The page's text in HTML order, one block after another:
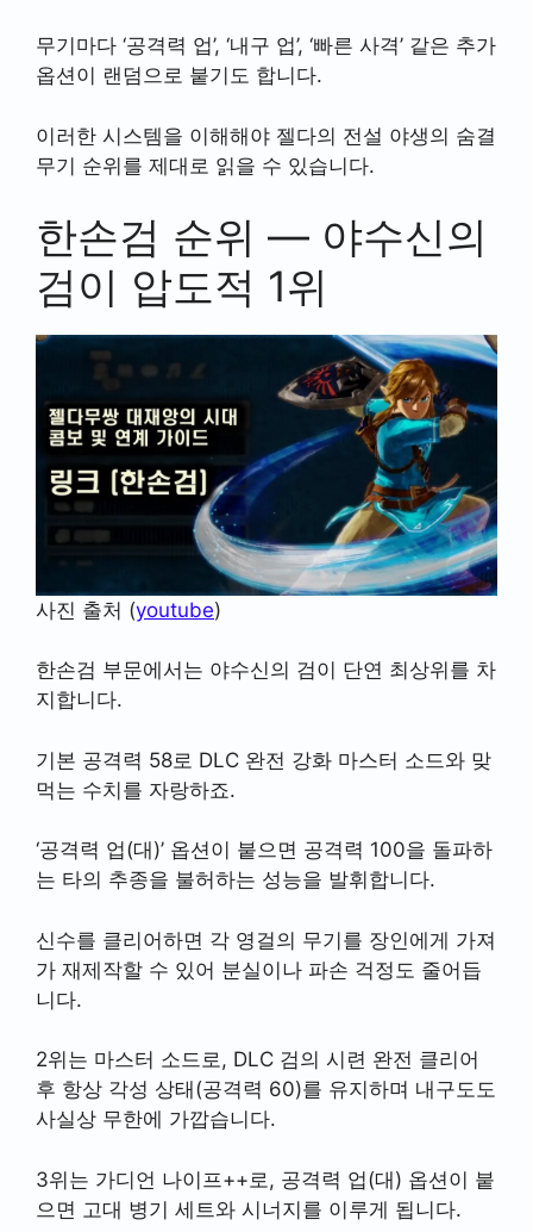
무기마다 ‘공격력 업’, ‘내구 업’, ‘빠른 사격’ 같은 추가
옵션이 랜덤으로 붙기도 합니다.
이러한 시스템을 이해해야 젤다의 전설 야생의 숨결
무기 순위를 제대로 읽을 수 있습니다.
한손검 순위 — 야수신의
검이 압도적 1위
사진 출처 (youtube)
한손검 부문에서는 야수신의 검이 단연 최상위를 차
지합니다.
기본 공격력 58로 DLC 완전 강화 마스터 소드와 맞
먹는 수치를 자랑하죠.
‘공격력 업(대)’ 옵션이 붙으면 공격력 100을 돌파하
는 타의 추종을 불허하는 성능을 발휘합니다.
신수를 클리어하면 각 영걸의 무기를 장인에게 가져
가 재제작할 수 있어 분실이나 파손 걱정도 줄어듭
니다.
2위는 마스터 소드로, DLC 검의 시련 완전 클리어
후 항상 각성 상태(공격력 60)를 유지하며 내구도도
사실상 무한에 가깝습니다.
3위는 가디언 나이프++로, 공격력 업(대) 옵션이 붙
으면 고대 병기 세트와 시너지를 이루게 됩니다.